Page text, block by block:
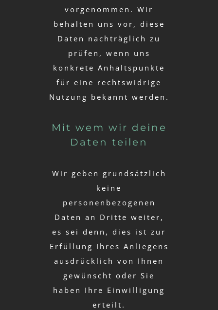
vorgenommen. Wir
behalten uns vor, diese
Daten nachträglich zu
prüfen, wenn uns
konkrete Anhaltspunkte
für eine rechtswidrige
Nutzung bekannt werden.
Mit wem wir deine
Daten teilen
Wir geben grundsätzlich
keine
personenbezogenen
Daten an Dritte weiter,
es sei denn, dies ist zur
Erfüllung Ihres Anliegens
ausdrücklich von Ihnen
gewünscht oder Sie
haben Ihre Einwilligung
erteilt.